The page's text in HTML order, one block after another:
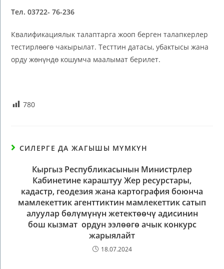
Тел. 03722- 76-236
Квалификациялык талаптарга жооп берген талапкерлер
тестирлөөгө чакырылат. Тесттин датасы, убактысы жана
орду жөнүндө кошумча маалымат берилет.
780
СИЛЕРГЕ ДА ЖАГЫШЫ МҮМКҮН
Кыргыз Республикасынын Министрлер
Кабинетине караштуу Жер ресурстары,
кадастр, геодезия жана картография боюнча
мамлекеттик агенттиктин мамлекеттик сатып
алуулар бөлүмүнүн жетектөөчү адисинин
бош кызмат ордун ээлөөгө ачык конкурс
жарыялайт
18.07.2024